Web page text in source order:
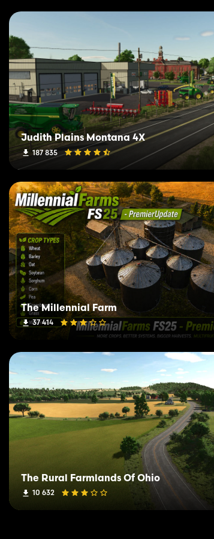
Judith Plains Montana 4X
187 835
The Millennial Farm
37 414
The Rural Farmlands Of Ohio
10 632